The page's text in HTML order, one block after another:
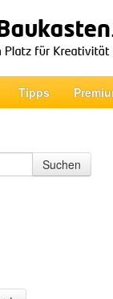
Tipps
Suchen